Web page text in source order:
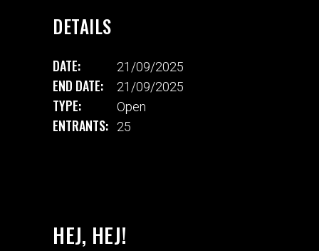
DETAILS
DATE: 21/09/2025
END DATE: 21/09/2025
TYPE: Open
ENTRANTS: 25
HEJ, HEJ!